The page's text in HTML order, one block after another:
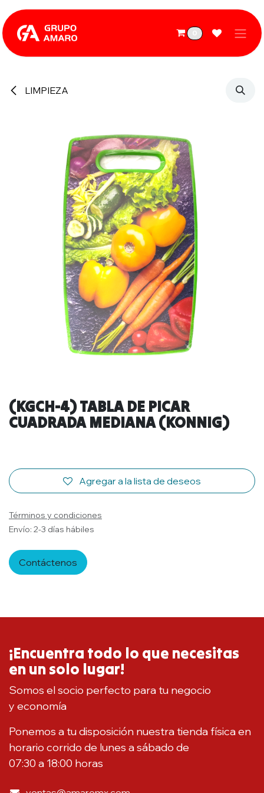
Ir al contenido
0
LIMPIEZA
(KGCH-4) TABLA DE PICAR
CUADRADA MEDIANA (KONNIG)
Agregar a la lista de deseos
Términos y condiciones
Envío: 2-3 días hábiles
Contáctenos
¡Encuentra todo lo que necesitas
en un solo lugar!
Somos el socio perfecto para tu negocio
y economía
Ponemos a tu disposición nuestra tienda física en
horario corrido de lunes a sábado de
07:30 a 18:00 horas